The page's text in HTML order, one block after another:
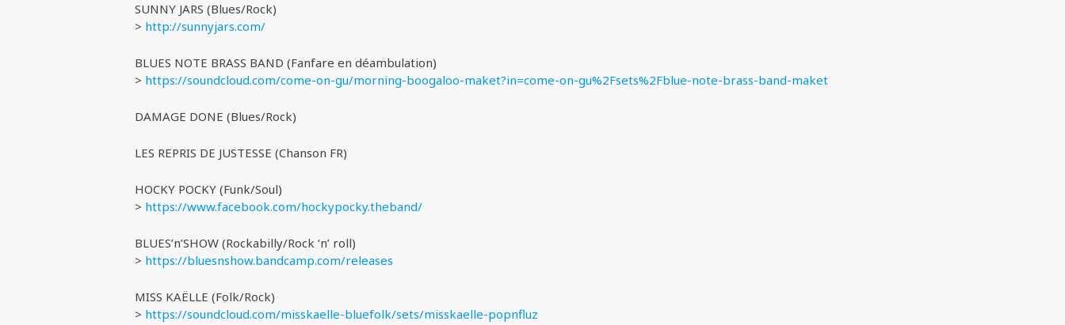
SUNNY JARS (Blues/Rock)
> http://sunnyjars.com/
BLUES NOTE BRASS BAND (Fanfare en déambulation)
> https://soundcloud.com/come-on-gu/morning-boogaloo-maket?in=come-on-gu%2Fsets%2Fblue-note-brass-band-maket
DAMAGE DONE (Blues/Rock)
LES REPRIS DE JUSTESSE (Chanson FR)
HOCKY POCKY (Funk/Soul)
> https://www.facebook.com/hockypocky.theband/
BLUES’n’SHOW (Rockabilly/Rock ‘n’ roll)
> https://bluesnshow.bandcamp.com/releases
MISS KAËLLE (Folk/Rock)
> https://soundcloud.com/misskaelle-bluefolk/sets/misskaelle-popnfluz